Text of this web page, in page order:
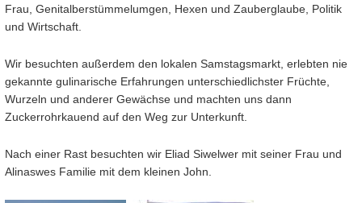
Frau, Genitalberstümmelumgen, Hexen und Zauberglaube, Politik
und Wirtschaft.
Wir besuchten außerdem den lokalen Samstagsmarkt, erlebten nie
gekannte gulinarische Erfahrungen unterschiedlichster Früchte,
Wurzeln und anderer Gewächse und machten uns dann
Zuckerrohrkauend auf den Weg zur Unterkunft.
Nach einer Rast besuchten wir Eliad Siwelwer mit seiner Frau und
Alinaswes Familie mit dem kleinen John.